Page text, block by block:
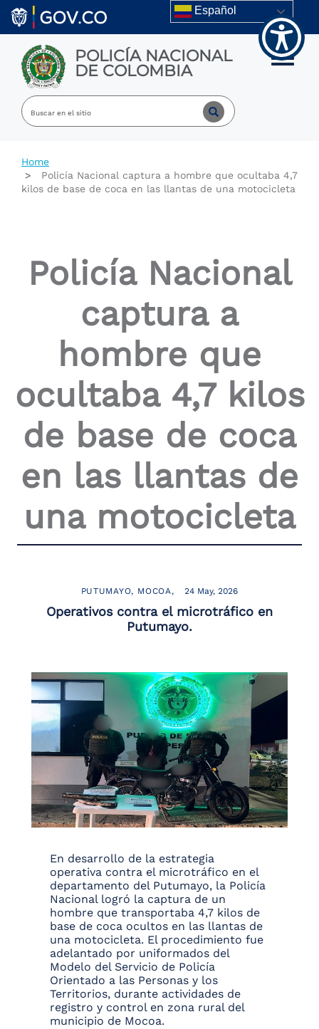
Welcome
All
Accessibility
screen
reader.
Accessibility
interact
content.
Skip to main content Español
POLICÍA NACIONAL
DE COLOMBIA Toggle
Home
Policía Nacional captura a hombre que ocultaba 4,7
kilos de base de coca en las llantas de una motocicleta
Policía Nacional
captura a
hombre que
ocultaba 4,7 kilos
de base de coca
en las llantas de
una motocicleta
PUTUMAYO MOCOA 24 May, 2026
Operativos contra el microtráfico en
Putumayo.
En desarrollo de la estrategia
operativa contra el microtráfico en el
departamento del Putumayo, la Policía
Nacional logró la captura de un
hombre que transportaba 4,7 kilos de
base de coca ocultos en las llantas de
una motocicleta. El procedimiento fue
adelantado por uniformados del
Modelo del Servicio de Policía
Orientado a las Personas y los
Territorios, durante actividades de
registro y control en zona rural del
municipio de Mocoa.